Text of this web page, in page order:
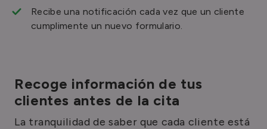
Recibe una notificación cada vez que un cliente
cumplimente un nuevo formulario.
Recoge información de tus
clientes antes de la cita
La tranquilidad de saber que cada cliente está